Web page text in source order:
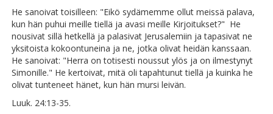
He sanoivat toisilleen: "Eikö sydämemme ollut meissä palava,
kun hän puhui meille tiellä ja avasi meille Kirjoitukset?" He
nousivat sillä hetkellä ja palasivat Jerusalemiin ja tapasivat ne
yksitoista kokoontuneina ja ne, jotka olivat heidän kanssaan.
He sanoivat: "Herra on totisesti noussut ylös ja on ilmestynyt
Simonille." He kertoivat, mitä oli tapahtunut tiellä ja kuinka he
olivat tunteneet hänet, kun hän mursi leivän.
Luuk. 24:13-35.